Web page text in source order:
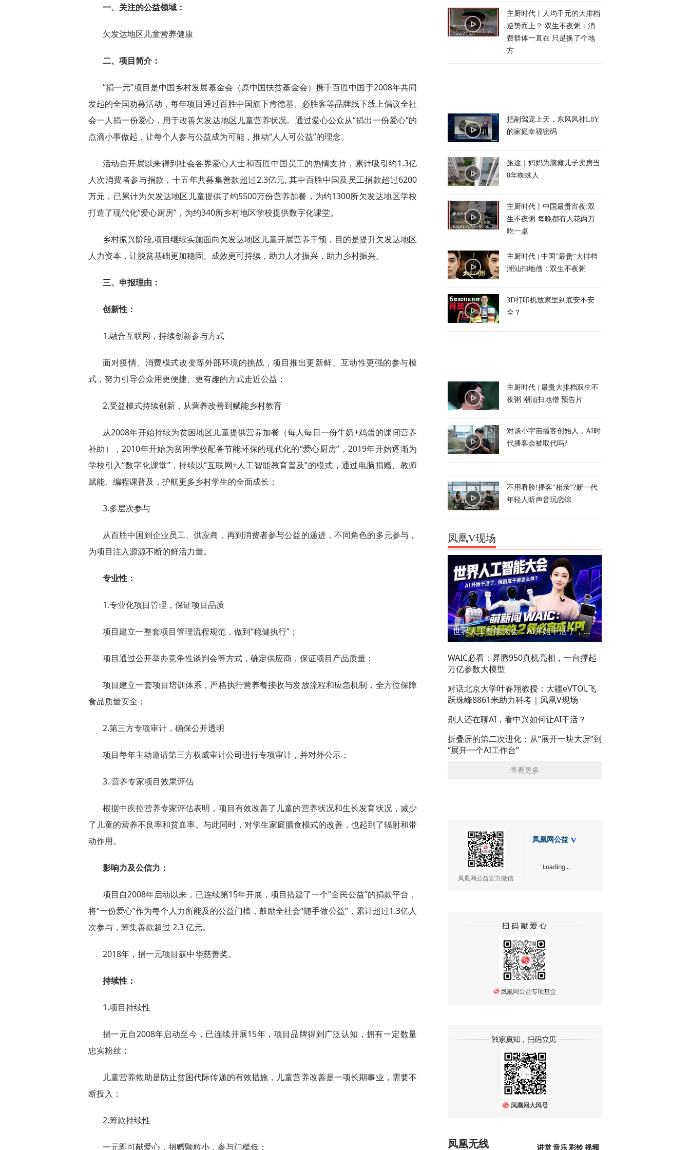
一、关注的公益领域：
欠发达地区儿童营养健康
二、项目简介：
“捐一元”项目是中国乡村发展基金会（原中国扶贫基金会）携手百胜中国于2008年共同
发起的全国劝募活动，每年项目通过百胜中国旗下肯德基、必胜客等品牌线下线上倡议全社
会一人捐一份爱心，用于改善欠发达地区儿童营养状况。通过爱心公众从“捐出一份爱心”的
点滴小事做起，让每个人参与公益成为可能，推动“人人可公益”的理念。
活动自开展以来得到社会各界爱心人士和百胜中国员工的热情支持，累计吸引约1.3亿
人次消费者参与捐款，十五年共募集善款超过2.3亿元, 其中百胜中国及员工捐款超过6200
万元，已累计为欠发达地区儿童提供了约5500万份营养加餐，为约1300所欠发达地区学校
打造了现代化“爱心厨房”，为约340所乡村地区学校提供数字化课堂。
乡村振兴阶段,项目继续实施面向欠发达地区儿童开展营养干预，目的是提升欠发达地区
人力资本，让脱贫基础更加稳固、成效更可持续，助力人才振兴，助力乡村振兴。
三、申报理由：
创新性：
1.融合互联网，持续创新参与方式
面对疫情、消费模式改变等外部环境的挑战，项目推出更新鲜、互动性更强的参与模
式，努力引导公众用更便捷、更有趣的方式走近公益；
2.受益模式持续创新，从营养改善到赋能乡村教育
从2008年开始持续为贫困地区儿童提供营养加餐（每人每日一份牛奶+鸡蛋的课间营养
补助），2010年开始为贫困学校配备节能环保的现代化的“爱心厨房”，2019年开始逐渐为
学校引入“数字化课堂”，持续以“互联网+人工智能教育普及”的模式，通过电脑捐赠、教师
赋能、编程课普及，护航更多乡村学生的全面成长；
3.多层次参与
从百胜中国到企业员工、供应商，再到消费者参与公益的递进，不同角色的多元参与，
为项目注入源源不断的鲜活力量。
专业性：
1.专业化项目管理，保证项目品质
项目建立一整套项目管理流程规范，做到“稳健执行”；
项目通过公开举办竞争性谈判会等方式，确定供应商，保证项目产品质量；
项目建立一套项目培训体系，严格执行营养餐接收与发放流程和应急机制，全方位保障
食品质量安全；
2.第三方专项审计，确保公开透明
项目每年主动邀请第三方权威审计公司进行专项审计，并对外公示；
3. 营养专家项目效果评估
根据中疾控营养专家评估表明，项目有效改善了儿童的营养状况和生长发育状况，减少
了儿童的营养不良率和贫血率。与此同时，对学生家庭膳食模式的改善，也起到了辐射和带
动作用。
影响力及公信力：
项目自2008年启动以来，已连续第15年开展，项目搭建了一个“全民公益”的捐款平台，
将“一份爱心”作为每个人力所能及的公益门槛，鼓励全社会“随手做公益”，累计超过1.3亿人
次参与，筹集善款超过 2.3 亿元。
2018年，捐一元项目获中华慈善奖。
持续性：
1.项目持续性
捐一元自2008年启动至今，已连续开展15年，项目品牌得到广泛认知，拥有一定数量
忠实粉丝；
儿童营养救助是防止贫困代际传递的有效措施，儿童营养改善是一项长期事业，需要不
断投入；
2.筹款持续性
一元即可献爱心，捐赠颗粒小，参与门槛低；
主厨时代丨人均千元的大排档
逆势而上？ 双生不夜粥：消
费群体一直在 只是换了个地
方
把副驾宠上天，东风风神L8Y
的家庭幸福密码
旅途｜妈妈为脑瘫儿子卖房当
8年蜘蛛人
主厨时代丨中国最贵宵夜:双
生不夜粥 每晚都有人花两万
吃一桌
主厨时代 | 中国”最贵“大排档
潮汕扫地僧：双生不夜粥
3D打印机放家里到底安不安
全？
主厨时代 | 最贵大排档双生不
夜粥 潮汕扫地僧 预告片
对谈小宇宙播客创始人，AI时
代播客会被取代吗?
不用看脸!播客“相亲”?新一代
年轻人听声音玩恋综
凤凰V现场
世界人工智能大会：AI开始干活了，但到底干的怎么样？萌新闯WAIC
WAIC必看：昇腾950真机亮相，一台撑起
万亿参数大模型
对话北京大学叶春翔教授：大疆eVTOL飞
跃珠峰8861米助力科考｜凤凰V现场
别人还在聊AI，看中兴如何让AI干活？
折叠屏的第二次进化：从“展开一块大屏”到
“展开一个AI工作台”
查看更多
凤凰网公益官方微信
凤凰网公益
Loading...
讲堂 音乐 彩铃 视频
凤凰无线